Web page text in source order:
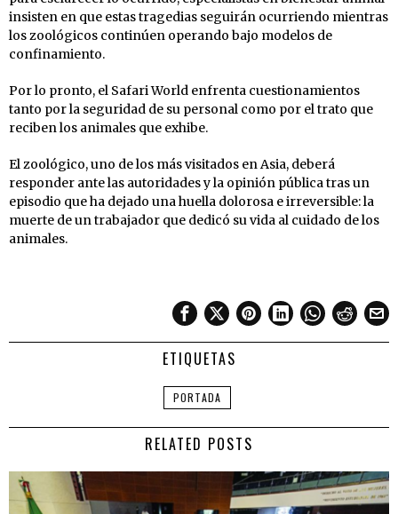
insisten en que estas tragedias seguirán ocurriendo mientras
los zoológicos continúen operando bajo modelos de
confinamiento.
Por lo pronto, el Safari World enfrenta cuestionamientos
tanto por la seguridad de su personal como por el trato que
reciben los animales que exhibe.
El zoológico, uno de los más visitados en Asia, deberá
responder ante las autoridades y la opinión pública tras un
episodio que ha dejado una huella dolorosa e irreversible: la
muerte de un trabajador que dedicó su vida al cuidado de los
animales.
ETIQUETAS
PORTADA
RELATED POSTS